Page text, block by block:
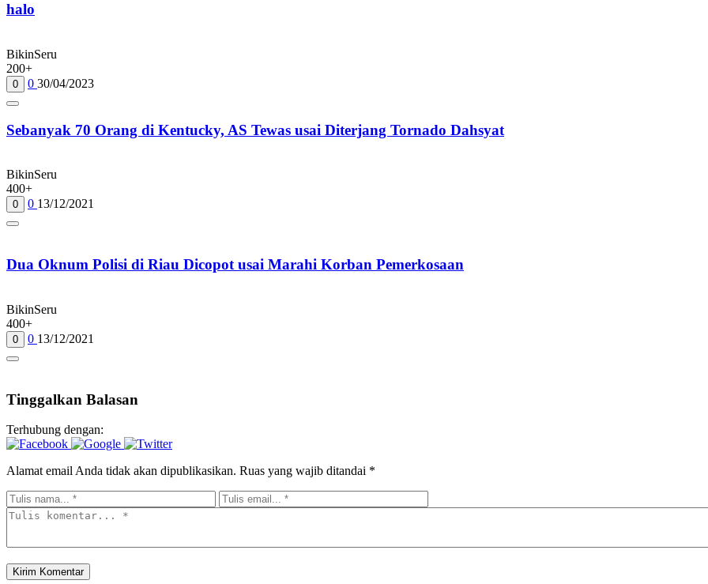
halo
BikinSeru
200+
0 0 30/04/2023
Sebanyak 70 Orang di Kentucky, AS Tewas usai Diterjang Tornado Dahsyat
BikinSeru
400+
0 0 13/12/2021
Dua Oknum Polisi di Riau Dicopot usai Marahi Korban Pemerkosaan
BikinSeru
400+
0 0 13/12/2021
Tinggalkan Balasan
Terhubung dengan:
Alamat email Anda tidak akan dipublikasikan. Ruas yang wajib ditandai *